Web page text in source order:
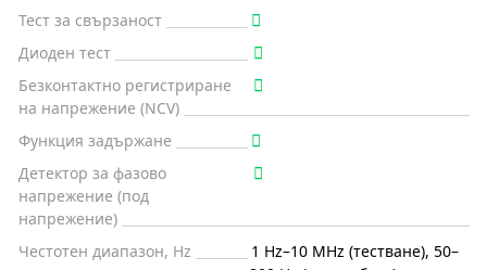
Тест за свързаност
Диоден тест
Безконтактно регистриране
на напрежение (NCV)
Функция задържане
Детектор за фазово
напрежение (под
напрежение)
Честотен диапазон, Hz
1 Hz–10 MHz (тестване), 50–